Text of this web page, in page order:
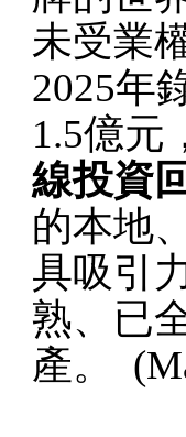
未受業
2025年
1.5億元
線投資
的本地
具吸引
熟、已
產。